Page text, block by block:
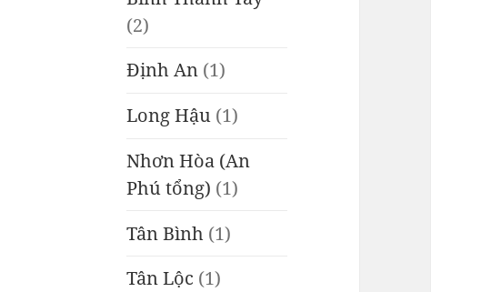
(2)
Định An (1)
Long Hậu (1)
Nhơn Hòa (An
Phú tổng) (1)
Tân Bình (1)
Tân Lộc (1)